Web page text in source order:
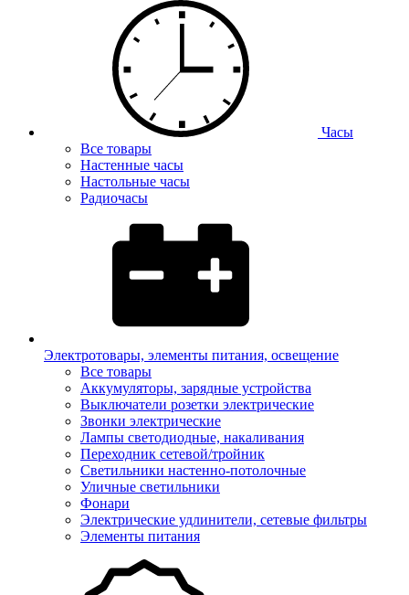
Часы
Все товары
Настенные часы
Настольные часы
Радиочасы
Электротовары, элементы питания, освещение
Все товары
Аккумуляторы, зарядные устройства
Выключатели розетки электрические
Звонки электрические
Лампы светодиодные, накаливания
Переходник сетевой/тройник
Светильники настенно-потолочные
Уличные светильники
Фонари
Электрические удлинители, сетевые фильтры
Элементы питания